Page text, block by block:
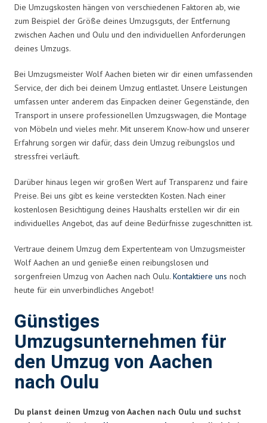
Die Umzugskosten hängen von verschiedenen Faktoren ab, wie
zum Beispiel der Größe deines Umzugsguts, der Entfernung
zwischen Aachen und Oulu und den individuellen Anforderungen
deines Umzugs.
Bei Umzugsmeister Wolf Aachen bieten wir dir einen umfassenden
Service, der dich bei deinem Umzug entlastet. Unsere Leistungen
umfassen unter anderem das Einpacken deiner Gegenstände, den
Transport in unsere professionellen Umzugswagen, die Montage
von Möbeln und vieles mehr. Mit unserem Know-how und unserer
Erfahrung sorgen wir dafür, dass dein Umzug reibungslos und
stressfrei verläuft.
Darüber hinaus legen wir großen Wert auf Transparenz und faire
Preise. Bei uns gibt es keine versteckten Kosten. Nach einer
kostenlosen Besichtigung deines Haushalts erstellen wir dir ein
individuelles Angebot, das auf deine Bedürfnisse zugeschnitten ist.
Vertraue deinem Umzug dem Expertenteam von Umzugsmeister
Wolf Aachen an und genieße einen reibungslosen und
sorgenfreien Umzug von Aachen nach Oulu. Kontaktiere uns noch
heute für ein unverbindliches Angebot!
Günstiges
Umzugsunternehmen für
den Umzug von Aachen
nach Oulu
Du planst deinen Umzug von Aachen nach Oulu und suchst